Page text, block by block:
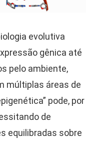
evolutiva
gênica até
pelo ambiente,
múltiplas áreas de
pode, por
de
equilibradas sobre